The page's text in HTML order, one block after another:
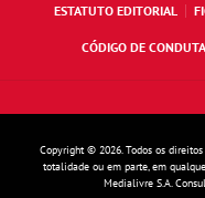
ESTATUTO EDITORIAL
CÓDIGO DE CONDUTA
Copyright © 2026. Todos os
totalidade ou em parte, em
Medialivre S.A.